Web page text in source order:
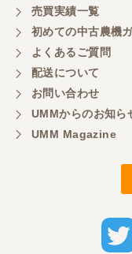
売買実績一覧
初めての中古農機
よくあるご質問
配送について
お問い合わせ
UMMからのお知ら
UMM Magazine